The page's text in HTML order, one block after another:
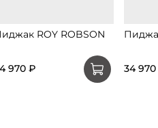
ROY ROBSON
970 ₽ 34